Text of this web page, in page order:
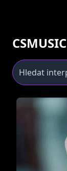
CSMUSIC